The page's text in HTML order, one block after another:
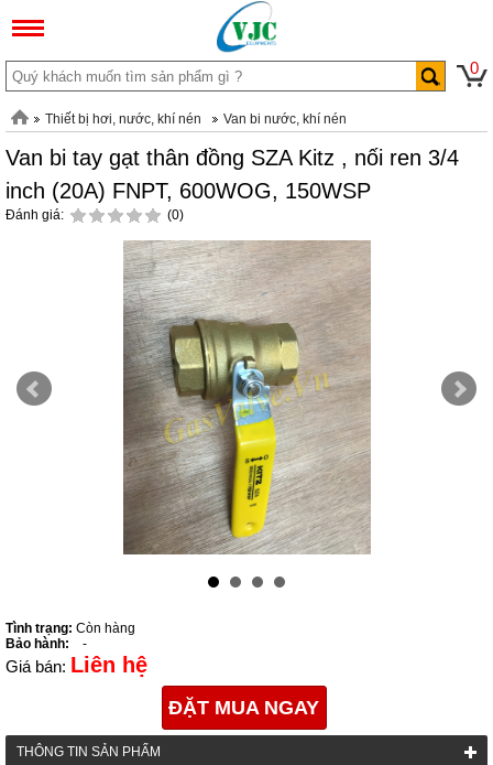
0
Thiết bị hơi, nước, khí nén Van bi nước, khí nén
Van bi tay gạt thân đồng SZA Kitz , nối ren 3/4
inch (20A) FNPT, 600WOG, 150WSP
Đánh giá: (0)
Tình trạng: Còn hàng
Bảo hành:
-
Giá bán: Liên hệ
ĐẶT MUA NGAY
THÔNG TIN SẢN PHẨM